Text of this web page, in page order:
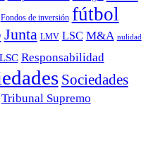
Fondos de inversión fútbol
Junta LMV LSC M&A nulidad
Responsabilidad
Sociedades
Tribunal Supremo